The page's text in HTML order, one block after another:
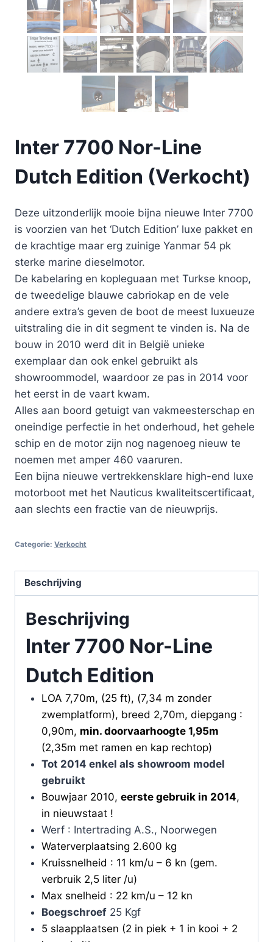
Inter 7700 Nor-Line
Dutch Edition (Verkocht)
Deze uitzonderlijk mooie bijna nieuwe Inter 7700
is voorzien van het ‘Dutch Edition’ luxe pakket en
de krachtige maar erg zuinige Yanmar 54 pk
sterke marine dieselmotor.
De kabelaring en kopleguaan met Turkse knoop,
de tweedelige blauwe cabriokap en de vele
andere extra’s geven de boot de meest luxueuze
uitstraling die in dit segment te vinden is. Na de
bouw in 2010 werd dit in België unieke
exemplaar dan ook enkel gebruikt als
showroommodel, waardoor ze pas in 2014 voor
het eerst in de vaart kwam.
Alles aan boord getuigt van vakmeesterschap en
oneindige perfectie in het onderhoud, het gehele
schip en de motor zijn nog nagenoeg nieuw te
noemen met amper 460 vaaruren.
Een bijna nieuwe vertrekkensklare high-end luxe
motorboot met het Nauticus kwaliteitscertificaat,
aan slechts een fractie van de nieuwprijs.
Categorie: Verkocht
Beschrijving
Beschrijving
Inter 7700 Nor-Line
Dutch Edition
LOA 7,70m, (25 ft), (7,34 m zonder
zwemplatform), breed 2,70m, diepgang :
0,90m, min. doorvaarhoogte 1,95m
(2,35m met ramen en kap rechtop)
Tot 2014 enkel als showroom model
gebruikt
Bouwjaar 2010, eerste gebruik in 2014,
in nieuwstaat !
Werf : Intertrading A.S., Noorwegen
Waterverplaatsing 2.600 kg
Kruissnelheid : 11 km/u – 6 kn (gem.
verbruik 2,5 liter /u)
Max snelheid : 22 km/u – 12 kn
Boegschroef25 Kgf
5 slaapplaatsen (2 in piek + 1 in kooi + 2